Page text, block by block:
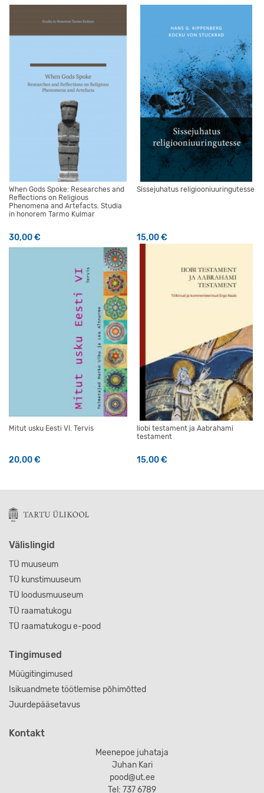
When Gods Spoke: Researches and
Reflections on Religious
Phenomena and Artefacts. Studia
in honorem Tarmo Kulmar
30,00€
Sissejuhatus religiooniuuringutesse
15,00€
Mitut usku Eesti VI. Tervis
20,00€
Iiobi testament ja Aabrahami
testament
15,00€
Välislingid
TÜ muuseum
TÜ kunstimuuseum
TÜ loodusmuuseum
TÜ raamatukogu
TÜ raamatukogu e-pood
Tingimused
Müügitingimused
Isikuandmete töötlemise põhimõtted
Juurdepääsetavus
Kontakt
Meenepoe juhataja
Juhan Kari
pood@ut.ee
Tel: 737 6789